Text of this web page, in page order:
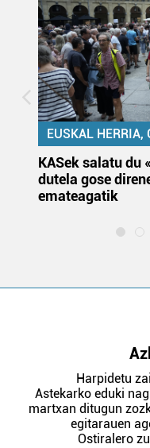
EUSKAL HERRIA,
KASek salatu du
dutela gose
emateagatik
Harpidetu
Astekarko eduki
martxan ditugun
egitarauen
Ostiralero